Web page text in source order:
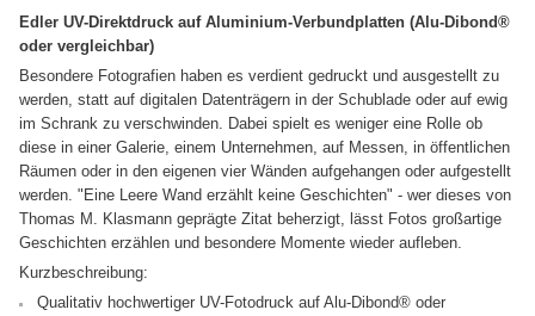
Edler UV-Direktdruck auf Aluminium-Verbundplatten (Alu-Dibond®
oder vergleichbar)
Besondere Fotografien haben es verdient gedruckt und ausgestellt zu
werden, statt auf digitalen Datenträgern in der Schublade oder auf ewig
im Schrank zu verschwinden. Dabei spielt es weniger eine Rolle ob
diese in einer Galerie, einem Unternehmen, auf Messen, in öffentlichen
Räumen oder in den eigenen vier Wänden aufgehangen oder aufgestellt
werden. "Eine Leere Wand erzählt keine Geschichten" - wer dieses von
Thomas M. Klasmann geprägte Zitat beherzigt, lässt Fotos großartige
Geschichten erzählen und besondere Momente wieder aufleben.
Kurzbeschreibung:
Qualitativ hochwertiger UV-Fotodruck auf Alu-Dibond® oder